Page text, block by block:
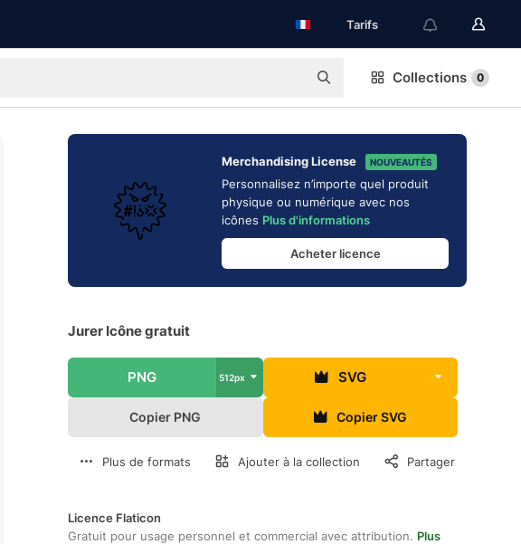
Tarifs
Collections 0
Merchandising License NOUVEAUTÉS
Personnalisez n’importe quel produit
physique ou numérique avec nos
icônes Plus d'informations
Acheter licence
Jurer Icône gratuit
PNG 512px SVG
Copier PNG Copier SVG
Plus de formats Ajouter à la collection Partager
Licence Flaticon
Gratuit pour usage personnel et commercial avec attribution. Plus